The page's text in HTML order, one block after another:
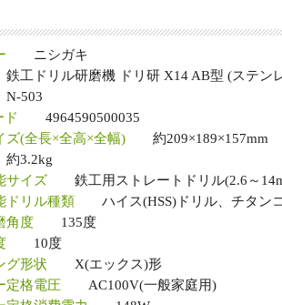
ニシガキ
ドリル研磨機 ドリ研 X14 AB型 (ステン
503
ド
4964590500035
ズ(全長×全高×全幅) 約209×189×157mm
3.2kg
サイズ 鉄工用ストレートドリル(2.6～
ドリル種類 ハイス(HSS)ドリル、チタン
角度 135度
10度
グ形状 X(エックス)形
定格電圧 AC100V(一般家庭用)